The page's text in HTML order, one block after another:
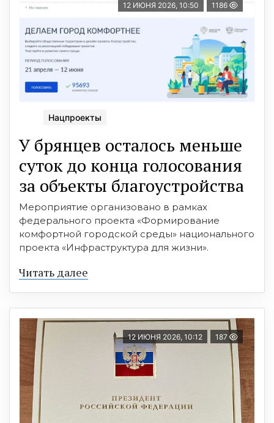
12 ИЮНЯ 2026, 10:50 1186
Нацпроекты
У брянцев осталось меньше
суток до конца голосования
за объекты благоустройства
Мероприятие организовано в рамках
федерального проекта «Формирование
комфортной городской среды» национального
проекта «Инфраструктура для жизни».
Читать далее
12 ИЮНЯ 2026, 10:12 187